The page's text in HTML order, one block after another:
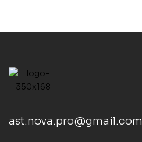
ast.nova.pro@gmail.com